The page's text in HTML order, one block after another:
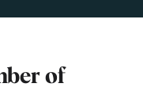
of